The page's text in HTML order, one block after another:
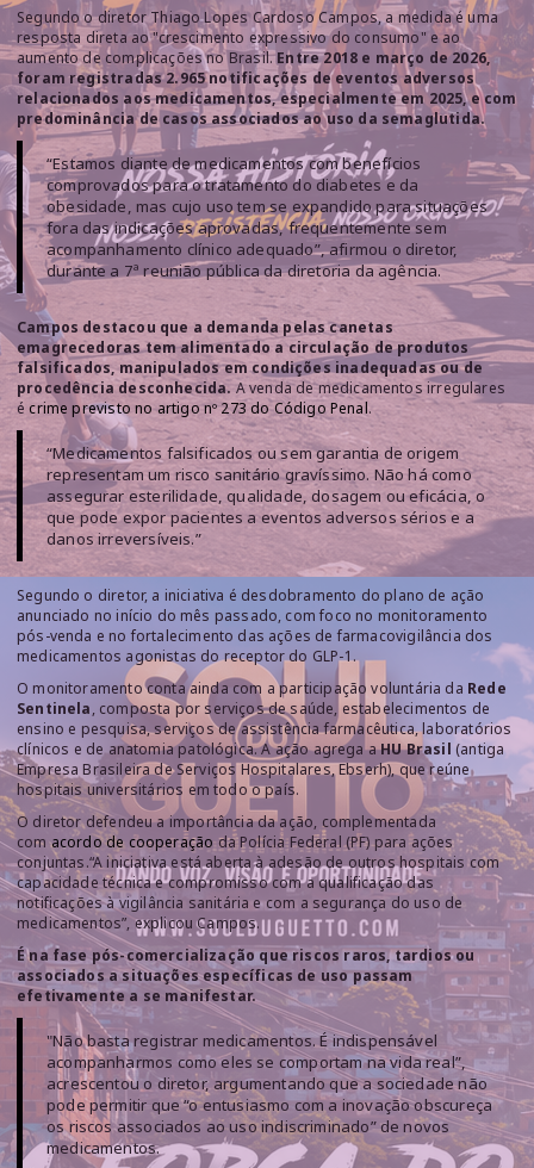
Segundo o diretor Thiago Lopes Cardoso Campos, a medida é uma
resposta direta ao "crescimento expressivo do consumo" e ao
aumento de complicações no Brasil.Entre 2018 e março de 2026,
foram registradas 2.965 notificações de eventos adversos
relacionados aos medicamentos, especialmente em 2025, e com
predominância de casos associados ao uso da semaglutida.
“Estamos diante de medicamentos com benefícios
comprovados para o tratamento do diabetes e da
obesidade, mas cujo uso tem se expandido para situações
fora das indicações aprovadas, frequentemente sem
acompanhamento clínico adequado”, afirmou o diretor,
durante a 7ª reunião pública da diretoria da agência.
Campos destacou que a demanda pelas canetas
emagrecedoras tem alimentado a circulação de produtos
falsificados, manipulados em condições inadequadas ou de
procedência desconhecida. A venda de medicamentos irregulares
écrime previsto no artigo nº 273 do Código Penal.
“Medicamentos falsificados ou sem garantia de origem
representam um risco sanitário gravíssimo. Não há como
assegurar esterilidade, qualidade, dosagem ou eficácia, o
que pode expor pacientes a eventos adversos sérios e a
danos irreversíveis.”
Segundo o diretor, a iniciativa é desdobramento do plano de ação
anunciado no início do mês passado, com foco no monitoramento
pós-venda e no fortalecimento das ações de farmacovigilância dos
medicamentos agonistas do receptor do GLP-1.
O monitoramento conta ainda com a participação voluntária da Rede
Sentinela, composta por serviços de saúde, estabelecimentos de
ensino e pesquisa, serviços de assistência farmacêutica, laboratórios
clínicos e de anatomia patológica. A ação agrega aHU Brasil (antiga
Empresa Brasileira de Serviços Hospitalares, Ebserh), que reúne
hospitais universitários em todo o país.
O diretor defendeu a importância da ação, complementada
comacordo de cooperaçãoda Polícia Federal (PF) para ações
conjuntas.“A iniciativa está aberta à adesão de outros hospitais com
capacidade técnica e compromisso com a qualificação das
notificações à vigilância sanitária e com a segurança do uso de
medicamentos”, explicou Campos.
É na fase pós-comercialização que riscos raros, tardios ou
associados a situações específicas de uso passam
efetivamente a se manifestar.
"Não basta registrar medicamentos. É indispensável
acompanharmos como eles se comportam na vida real”,
acrescentou o diretor, argumentando que a sociedade não
pode permitir que “o entusiasmo com a inovação obscureça
os riscos associados ao uso indiscriminado” de novos
medicamentos.